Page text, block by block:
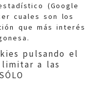
(Google
cuales son los
que más interés
pulsando el
limitar a las
general:
/